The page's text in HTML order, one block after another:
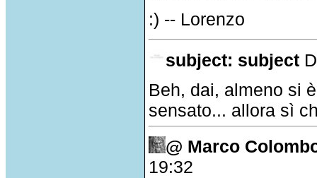
:) -- Lorenzo
subject: subject
Beh, dai, almeno si
sensato... allora sì
@ Marco
19:32